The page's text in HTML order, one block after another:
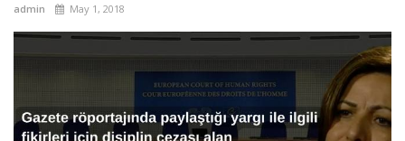
admin May 1, 2018